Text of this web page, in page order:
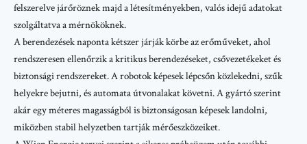
felszerelve járőröznek majd a létesítményekben, valós idejű adatokat
szolgáltatva a mérnököknek.
A berendezések naponta kétszer járják körbe az erőműveket, ahol
rendszeresen ellenőrzik a kritikus berendezéseket, csővezetékeket és
biztonsági rendszereket. A robotok képesek lépcsőn közlekedni, szűk
helyekre bejutni, és automata útvonalakat követni. A gyártó szerint
akár egy méteres magasságból is biztonságosan képesek landolni,
miközben stabil helyzetben tartják mérőeszközeiket.